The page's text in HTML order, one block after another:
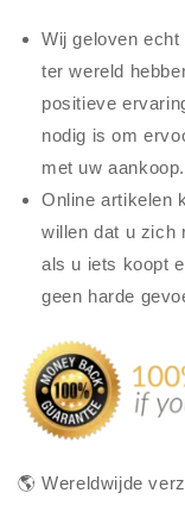
Wij geloven
ter wereld
positieve
nodig is om
met uw aankoop.
Online artikelen
willen dat u zich
als u iets koopt
geen harde
🌎 Wereldwijde